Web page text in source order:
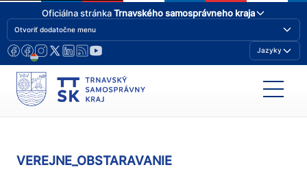
Oficiálna stránkaTrnavského samosprávneho kraja
Otvoriť dodatočne menu
Jazyky
VEREJNE_OBSTARAVANIE